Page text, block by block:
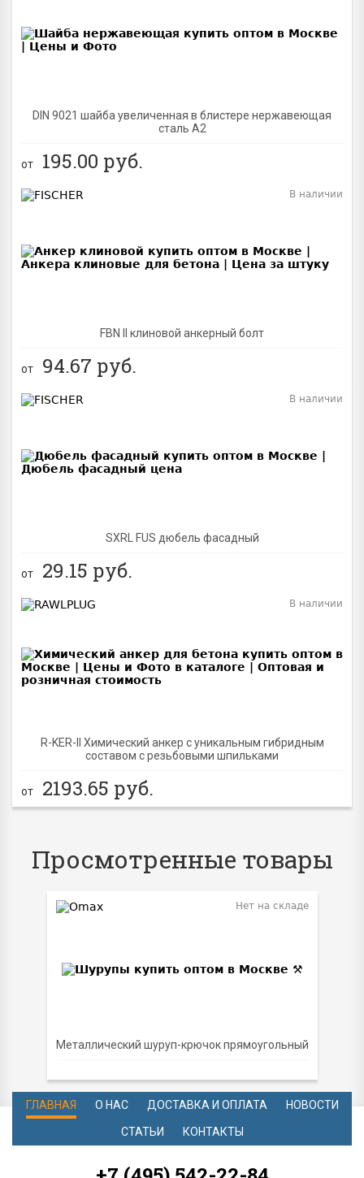
DIN 9021 шайба увеличенная в блистере нержавеющая
сталь A2
от 195.00 руб.
FBN II клиновой анкерный болт
В наличии
от 94.67 руб.
SXRL FUS дюбель фасадный
В наличии
от 29.15 руб.
R-KER-II Химический анкер с уникальным гибридным
составом с резьбовыми шпильками
В наличии
от 2193.65 руб.
Просмотренные товары
Металлический шуруп-крючок прямоугольный
Нет на складе
ГЛАВНАЯ О НАС ДОСТАВКА И ОПЛАТА НОВОСТИ
СТАТЬИ КОНТАКТЫ